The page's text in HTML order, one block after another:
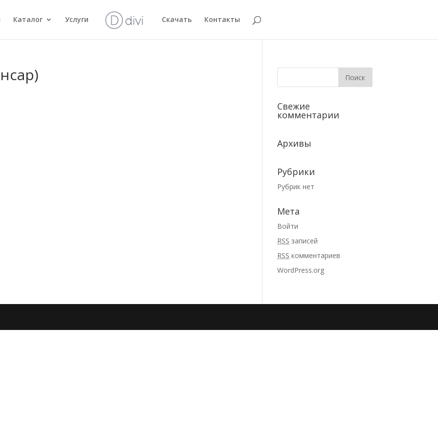
Каталог Услуги Скачать Контакты
Свежие
комментарии
Архивы
Рубрики
Рубрик нет
Мета
Войти
RSS записей
RSS комментариев
WordPress.org